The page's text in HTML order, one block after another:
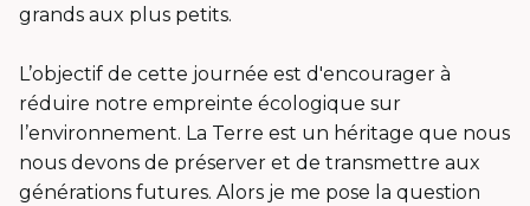
grands aux plus petits.
L’objectif de cette journée est d'encourager à
réduire notre empreinte écologique sur
l’environnement. La Terre est un héritage que nous
nous devons de préserver et de transmettre aux
générations futures. Alors je me pose la question